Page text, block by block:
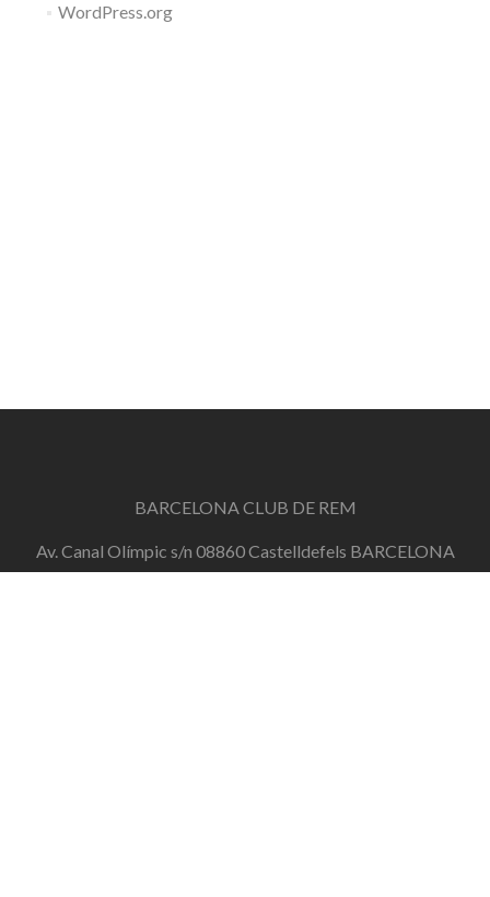
WordPress.org
BARCELONA CLUB DE REM
Av. Canal Olímpic s/n 08860 Castelldefels BARCELONA